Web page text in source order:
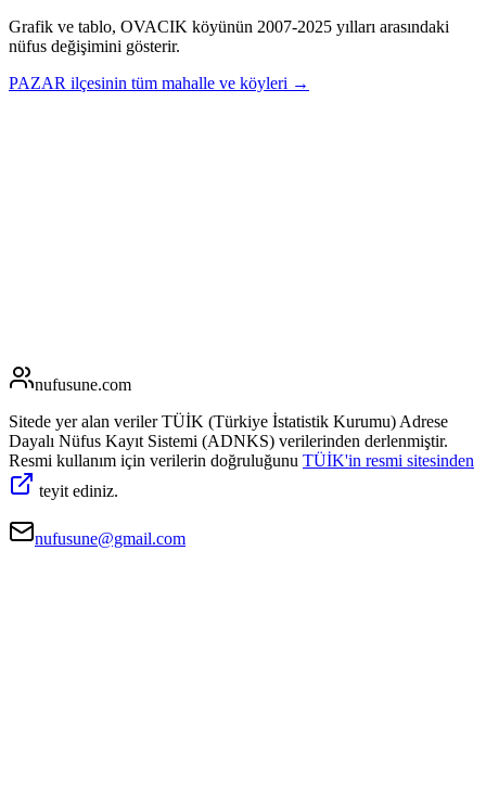
Grafik ve tablo, OVACIK köyünün 2007-2025 yılları arasındaki
nüfus değişimini gösterir.
PAZAR ilçesinin tüm mahalle ve köyleri →
nufusune.com
Sitede yer alan veriler TÜİK (Türkiye İstatistik Kurumu) Adrese
Dayalı Nüfus Kayıt Sistemi (ADNKS) verilerinden derlenmiştir.
Resmi kullanım için verilerin doğruluğunu TÜİK'in resmi sitesinden
teyit ediniz.
nufusune@gmail.com